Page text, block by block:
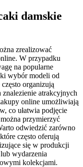
damskie
zrealizować
W przypadku
na popularne
wybór modeli od
organizują
atrakcyjnych
online umożliwiają
co ułatwia podjęcie
przymierzyć
odwiedzić zarówno
często oferują
się w produkcji
wydarzenia
kolekcjami.